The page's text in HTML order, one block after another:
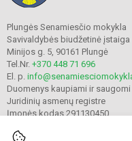
Plungės Senamiesčio mokykla
Savivaldybės biudžetinė įstaiga
Minijos g. 5, 90161 Plungė
Tel.Nr. +370 448 71 696
El. p.
Duomenys kaupiami ir saugomi
Juridinių asmenų registre
Įmonės kodas 291130450